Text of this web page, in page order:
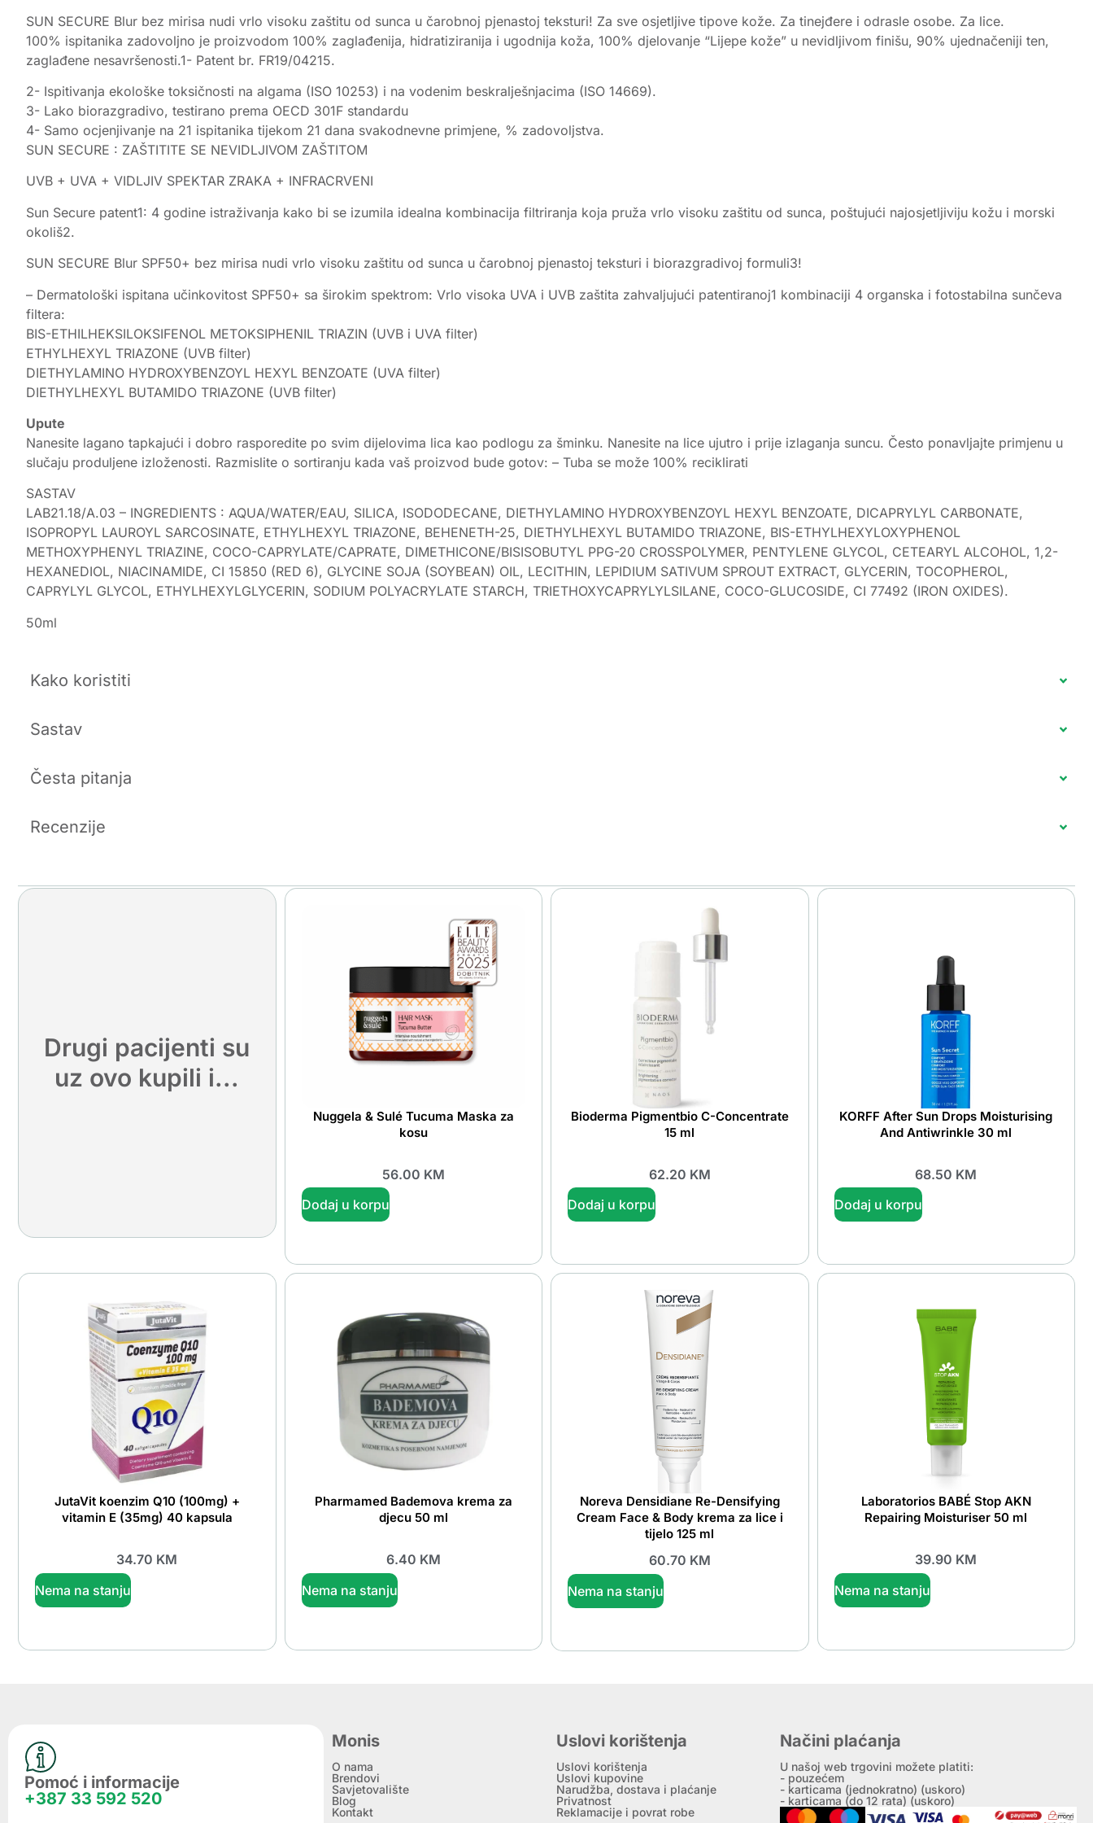
SUN SECURE Blur bez mirisa nudi vrlo visoku zaštitu od sunca u čarobnoj pjenastoj teksturi! Za sve osjetljive tipove kože. Za tinejđere i odrasle osobe. Za lice.
100% ispitanika zadovoljno je proizvodom 100% zaglađenija, hidratiziranija i ugodnija koža, 100% djelovanje “Lijepe kože” u nevidljivom finišu, 90% ujednačeniji ten,
zaglađene nesavršenosti.1- Patent br. FR19/04215.
2- Ispitivanja ekološke toksičnosti na algama (ISO 10253) i na vodenim beskralješnjacima (ISO 14669).
3- Lako biorazgradivo, testirano prema OECD 301F standardu
4- Samo ocjenjivanje na 21 ispitanika tijekom 21 dana svakodnevne primjene, % zadovoljstva.
SUN SECURE : ZAŠTITITE SE NEVIDLJIVOM ZAŠTITOM
UVB + UVA + VIDLJIV SPEKTAR ZRAKA + INFRACRVENI
Sun Secure patent1: 4 godine istraživanja kako bi se izumila idealna kombinacija filtriranja koja pruža vrlo visoku zaštitu od sunca, poštujući najosjetljiviju kožu i morski
okoliš2.
SUN SECURE Blur SPF50+ bez mirisa nudi vrlo visoku zaštitu od sunca u čarobnoj pjenastoj teksturi i biorazgradivoj formuli3!
– Dermatološki ispitana učinkovitost SPF50+ sa širokim spektrom: Vrlo visoka UVA i UVB zaštita zahvaljujući patentiranoj1 kombinaciji 4 organska i fotostabilna sunčeva
filtera:
BIS-ETHILHEKSILOKSIFENOL METOKSIPHENIL TRIAZIN (UVB i UVA filter)
ETHYLHEXYL TRIAZONE (UVB filter)
DIETHYLAMINO HYDROXYBENZOYL HEXYL BENZOATE (UVA filter)
DIETHYLHEXYL BUTAMIDO TRIAZONE (UVB filter)
Upute
Nanesite lagano tapkajući i dobro rasporedite po svim dijelovima lica kao podlogu za šminku. Nanesite na lice ujutro i prije izlaganja suncu. Često ponavljajte primjenu u
slučaju produljene izloženosti. Razmislite o sortiranju kada vaš proizvod bude gotov: – Tuba se može 100% reciklirati
SASTAV
LAB21.18/A.03 – INGREDIENTS : AQUA/WATER/EAU, SILICA, ISODODECANE, DIETHYLAMINO HYDROXYBENZOYL HEXYL BENZOATE, DICAPRYLYL CARBONATE,
ISOPROPYL LAUROYL SARCOSINATE, ETHYLHEXYL TRIAZONE, BEHENETH-25, DIETHYLHEXYL BUTAMIDO TRIAZONE, BIS-ETHYLHEXYLOXYPHENOL
METHOXYPHENYL TRIAZINE, COCO-CAPRYLATE/CAPRATE, DIMETHICONE/BISISOBUTYL PPG-20 CROSSPOLYMER, PENTYLENE GLYCOL, CETEARYL ALCOHOL, 1,2-
HEXANEDIOL, NIACINAMIDE, CI 15850 (RED 6), GLYCINE SOJA (SOYBEAN) OIL, LECITHIN, LEPIDIUM SATIVUM SPROUT EXTRACT, GLYCERIN, TOCOPHEROL,
CAPRYLYL GLYCOL, ETHYLHEXYLGLYCERIN, SODIUM POLYACRYLATE STARCH, TRIETHOXYCAPRYLYLSILANE, COCO-GLUCOSIDE, CI 77492 (IRON OXIDES).
50ml
Kako koristiti
Sastav
Česta pitanja
Recenzije
Drugi pacijenti su
uz ovo kupili i...
Nuggela & Sulé Tucuma Maska za
kosu
56.00 KM
Dodaj u korpu
Bioderma Pigmentbio C-Concentrate
15 ml
62.20 KM
Dodaj u korpu
KORFF After Sun Drops Moisturising
And Antiwrinkle 30 ml
68.50 KM
Dodaj u korpu
JutaVit koenzim Q10 (100mg) +
vitamin E (35mg) 40 kapsula
34.70 KM
Nema na stanju
Pharmamed Bademova krema za
djecu 50 ml
6.40 KM
Nema na stanju
Noreva Densidiane Re-Densifying
Cream Face & Body krema za lice i
tijelo 125 ml
60.70 KM
Nema na stanju
Laboratorios BABÉ Stop AKN
Repairing Moisturiser 50 ml
39.90 KM
Nema na stanju
Pomoć i informacije
+387 33 592 520
Monis
O nama
Brendovi
Savjetovalište
Blog
Kontakt
Uslovi korištenja
Uslovi korištenja
Uslovi kupovine
Narudžba, dostava i plaćanje
Privatnost
Reklamacije i povrat robe
Načini plaćanja
U našoj web trgovini možete platiti:
- pouzećem
- karticama (jednokratno) (uskoro)
- karticama (do 12 rata) (uskoro)